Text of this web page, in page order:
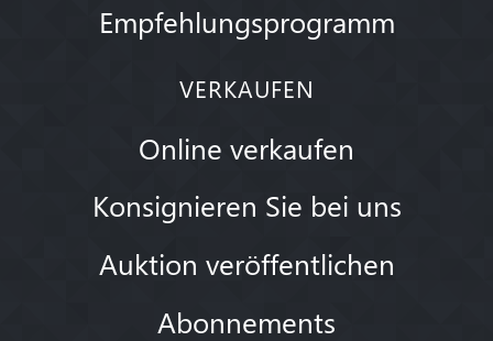
Empfehlungsprogramm
VERKAUFEN
Online verkaufen
Konsignieren Sie bei uns
Auktion veröffentlichen
Abonnements